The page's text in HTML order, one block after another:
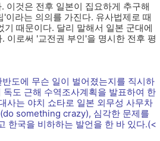
이것은 전후 일본이 집요하게 추구해
이라는 의의를 가진다. 유사법제로 때
때문이다. 달리 말해서 일본 군대에
이로써 '교전권 부인'을 명시한 전후 평
도에 무슨 일이 벌어졌는지를 직시하
도 근해 수역조사계획을 발표하여 한
사는 야치 쇼타로 일본 외무성 사무차
something crazy), 심각한 문제를
한국을 비하하는 발언을 한 바 있다.(<